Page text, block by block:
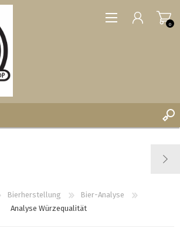
0
Bierherstellung
Bier-Analyse
Analyse Würzequalität